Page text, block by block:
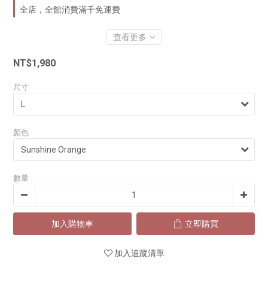
全店，全館消費滿千免運費
查看更多
NT$1,980
尺寸
顏色
數量
加入購物車 立即購買
加入追蹤清單